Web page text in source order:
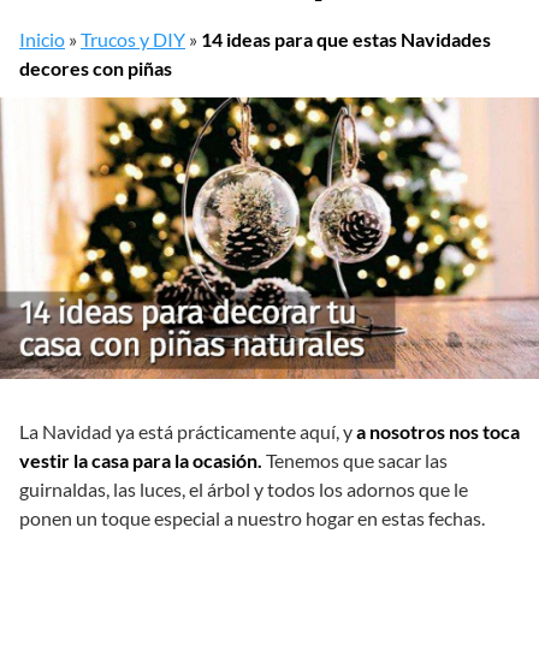
Inicio »Trucos y DIY » 14 ideas para que estas Navidades
decores con piñas
La Navidad ya está prácticamente aquí, ya nosotros nos toca
vestir la casa para la ocasión. Tenemos que sacar las
guirnaldas, las luces, el árbol y todos los adornos que le
ponen un toque especial a nuestro hogar en estas fechas.